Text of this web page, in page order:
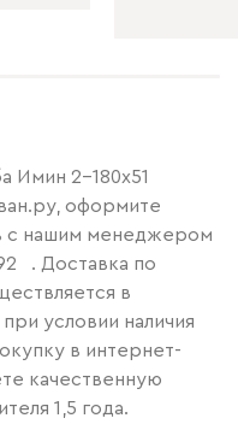
Имин 2-180x51
оформите
с нашим менеджером
. Доставка по
в
условии наличия
в интернет-
качественную
1,5 года.